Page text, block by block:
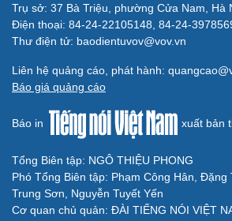
Đảng ủy các cơ quan Đảng Trung
mềm đánh giá cán bộ theo KPI
phải đo được kết quả thực chất
QUỐC HỘI
Gỡ "điểm nghẽn", kiến tạo nguồn
bản
Cho ngân hàng quản lý tài sản bảo